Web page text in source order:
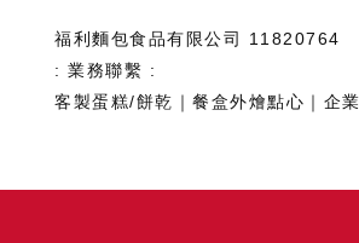
福利麵包食品有限公司 11820764
: 業務聯繫 :
客製蛋糕/餅乾｜餐盒外燴點心｜企